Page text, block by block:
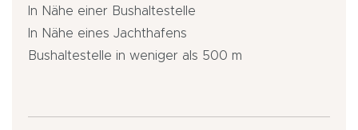
In Nähe einer Bushaltestelle
In Nähe eines Jachthafens
Bushaltestelle in weniger als 500 m